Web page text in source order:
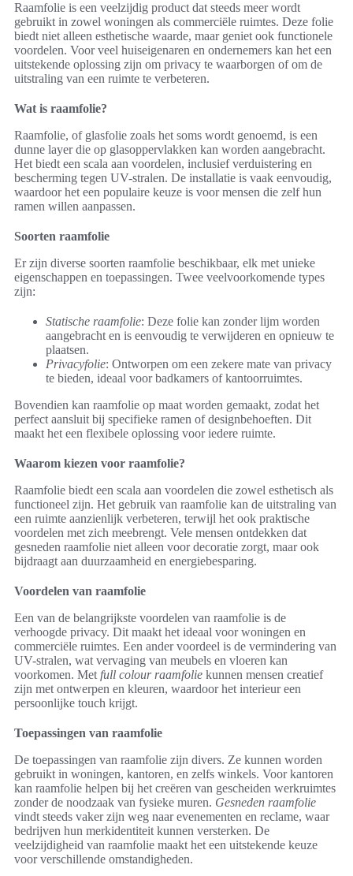
Raamfolie is een veelzijdig product dat steeds meer wordt
gebruikt in zowel woningen als commerciële ruimtes. Deze folie
biedt niet alleen esthetische waarde, maar geniet ook functionele
voordelen. Voor veel huiseigenaren en ondernemers kan het een
uitstekende oplossing zijn om privacy te waarborgen of om de
uitstraling van een ruimte te verbeteren.
Wat is raamfolie?
Raamfolie, of glasfolie zoals het soms wordt genoemd, is een
dunne layer die op glasoppervlakken kan worden aangebracht.
Het biedt een scala aan voordelen, inclusief verduistering en
bescherming tegen UV-stralen. De installatie is vaak eenvoudig,
waardoor het een populaire keuze is voor mensen die zelf hun
ramen willen aanpassen.
Soorten raamfolie
Er zijn diverse soorten raamfolie beschikbaar, elk met unieke
eigenschappen en toepassingen. Twee veelvoorkomende types
zijn:
Statische raamfolie: Deze folie kan zonder lijm worden
aangebracht en is eenvoudig te verwijderen en opnieuw te
plaatsen.
Privacyfolie: Ontworpen om een zekere mate van privacy
te bieden, ideaal voor badkamers of kantoorruimtes.
Bovendien kan raamfolie op maat worden gemaakt, zodat het
perfect aansluit bij specifieke ramen of designbehoeften. Dit
maakt het een flexibele oplossing voor iedere ruimte.
Waarom kiezen voor raamfolie?
Raamfolie biedt een scala aan voordelen die zowel esthetisch als
functioneel zijn. Het gebruik van raamfolie kan de uitstraling van
een ruimte aanzienlijk verbeteren, terwijl het ook praktische
voordelen met zich meebrengt. Vele mensen ontdekken dat
gesneden raamfolie niet alleen voor decoratie zorgt, maar ook
bijdraagt aan duurzaamheid en energiebesparing.
Voordelen van raamfolie
Een van de belangrijkste voordelen van raamfolie is de
verhoogde privacy. Dit maakt het ideaal voor woningen en
commerciële ruimtes. Een ander voordeel is de vermindering van
UV-stralen, wat vervaging van meubels en vloeren kan
voorkomen. Met full colour raamfolie kunnen mensen creatief
zijn met ontwerpen en kleuren, waardoor het interieur een
persoonlijke touch krijgt.
Toepassingen van raamfolie
De toepassingen van raamfolie zijn divers. Ze kunnen worden
gebruikt in woningen, kantoren, en zelfs winkels. Voor kantoren
kan raamfolie helpen bij het creëren van gescheiden werkruimtes
zonder de noodzaak van fysieke muren. Gesneden raamfolie
vindt steeds vaker zijn weg naar evenementen en reclame, waar
bedrijven hun merkidentiteit kunnen versterken. De
veelzijdigheid van raamfolie maakt het een uitstekende keuze
voor verschillende omstandigheden.